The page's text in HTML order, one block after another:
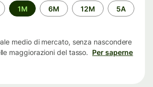
1M 6M 12M 5A
medio di mercato, senza nascondere
maggiorazioni del tasso. Per saperne